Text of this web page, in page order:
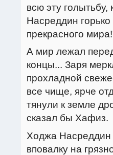
всю эту
Hасреддин
прекрасного
А мир лежал
концы... Заря
прохладной
все чище, ярче
тянули к земле
сказал бы Хафиз.
Ходжа
вповалку на